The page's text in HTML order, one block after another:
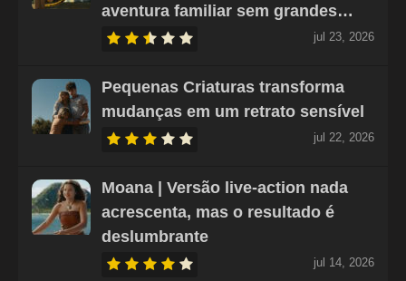
aventura familiar sem grandes…
jul 23, 2026
Pequenas Criaturas transforma
mudanças em um retrato sensível
jul 22, 2026
Moana | Versão live-action nada
acrescenta, mas o resultado é
deslumbrante
jul 14, 2026